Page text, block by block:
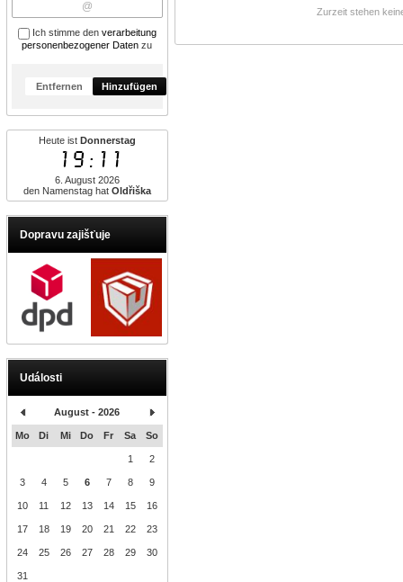
Ich stimme den verarbeitung
personenbezogener Daten zu
Entfernen Hinzufügen
Heute ist Donnerstag
19:11
6. August 2026
den Namenstag hat Oldřiška
Dopravu zajišťuje
Události
August - 2026
Mo Di Mi Do Fr Sa So
1 2
3 4 5 6 7 8 9
10 11 12 13 14 15 16
17 18 19 20 21 22 23
24 25 26 27 28 29 30
31
Zurzeit stehen